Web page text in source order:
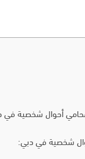
أحوال شخصية في
شخصية في دبي: